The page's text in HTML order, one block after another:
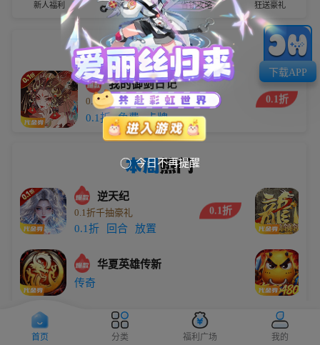
新人福利 试玩有奖 省钱攻略 狂送豪礼
小编推荐
我的御剑日记
0.1折每日送6480
5.9万
0.1折
免费 卡牌
0.1折
本周热门
逆天纪
0.1折千抽豪礼
0.1折 回合 放置
0.1折
华夏英雄传新
传奇
大圣
0.1折无限代金买断版 0.1折
下载APP
 今日不再提醒
首页 分类 福利广场 我的